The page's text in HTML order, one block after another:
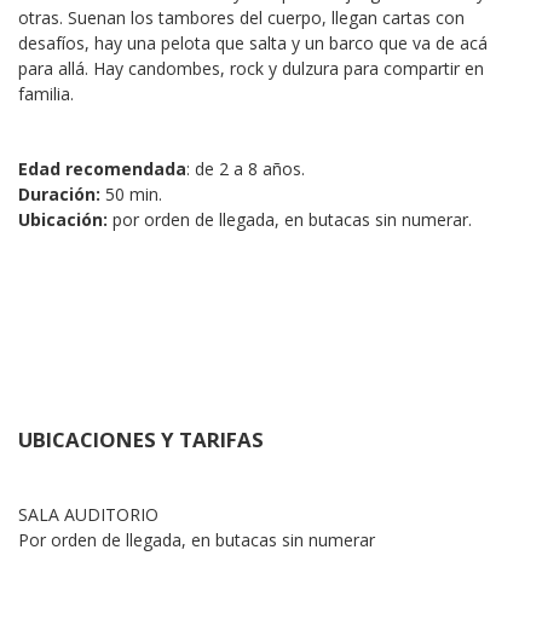
otras. Suenan los tambores del cuerpo, llegan cartas con
desafíos, hay una pelota que salta y un barco que va de acá
para allá. Hay candombes, rock y dulzura para compartir en
familia.
Edad recomendada: de 2 a 8 años.
Duración: 50 min.
Ubicación: por orden de llegada, en butacas sin numerar.
UBICACIONES Y TARIFAS
SALA AUDITORIO
Por orden de llegada, en butacas sin numerar